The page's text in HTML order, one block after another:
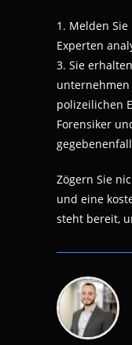
1. Melden
Experten
3. Sie
unternehmen
polizeilichen
Forensiker
Zögern Sie
und eine
steht bereit,